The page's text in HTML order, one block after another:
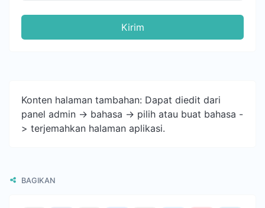
Kirim
Konten halaman tambahan: Dapat diedit dari
panel admin -> bahasa -> pilih atau buat bahasa -
> terjemahkan halaman aplikasi.
BAGIKAN